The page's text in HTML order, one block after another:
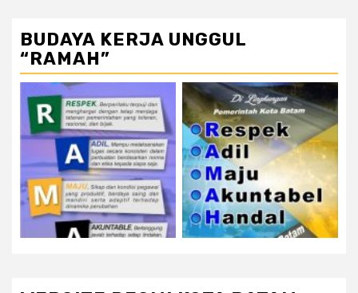
BUDAYA KERJA UNGGUL
“RAMAH”